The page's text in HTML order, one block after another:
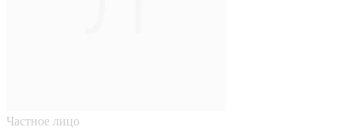
Частное лицо